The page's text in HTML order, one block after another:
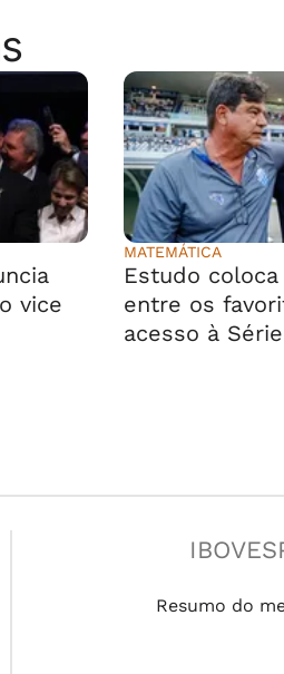
vice
MATEMÁTICA
Estudo coloca
entre os
acesso à
Resumo do